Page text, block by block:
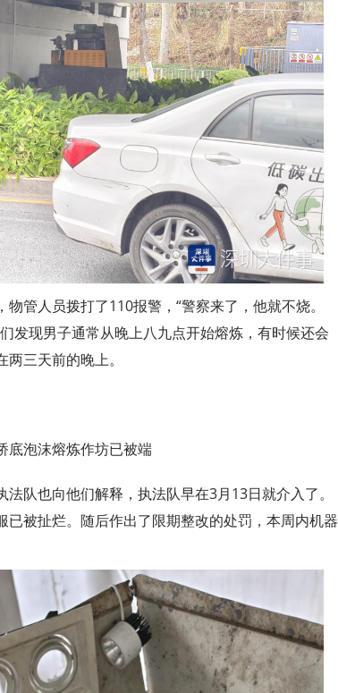
管人员拨打了110报警，“警察来了，他就不烧。
发现男子通常从晚上八九点开始熔炼，有时候还会
三天前的晚上。
底泡沫熔炼作坊已被端
队也向他们解释，执法队早在3月13日就介入了。
被扯烂。随后作出了限期整改的处罚，本周内机器